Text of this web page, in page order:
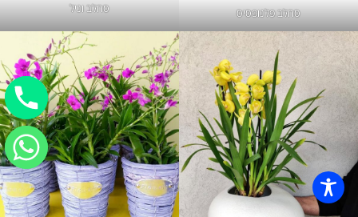
סחלב פלנופסיס סחלב וניל